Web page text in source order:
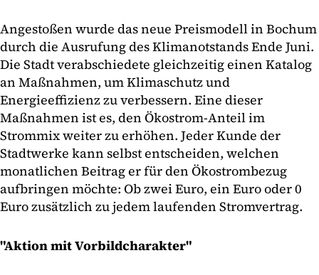
Angestoßen wurde das neue Preismodell in Bochum
durch die Ausrufung des Klimanotstands Ende Juni.
Die Stadt verabschiedete gleichzeitig einen Katalog
an Maßnahmen, um Klimaschutz und
Energieeffizienz zu verbessern. Eine dieser
Maßnahmen ist es, den Ökostrom-Anteil im
Strommix weiter zu erhöhen. Jeder Kunde der
Stadtwerke kann selbst entscheiden, welchen
monatlichen Beitrag er für den Ökostrombezug
aufbringen möchte: Ob zwei Euro, ein Euro oder 0
Euro zusätzlich zu jedem laufenden Stromvertrag.
"Aktion mit Vorbildcharakter"